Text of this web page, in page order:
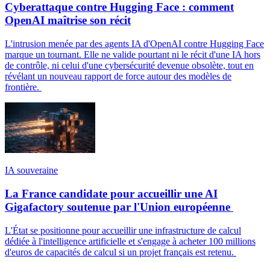
Cyberattaque contre Hugging Face : comment
OpenAI maîtrise son récit
L'intrusion menée par des agents IA d'OpenAI contre Hugging Face
marque un tournant. Elle ne valide pourtant ni le récit d'une IA hors
de contrôle, ni celui d'une cybersécurité devenue obsolète, tout en
révélant un nouveau rapport de force autour des modèles de
frontière.
IA souveraine
La France candidate pour accueillir une AI
Gigafactory soutenue par l'Union européenne
L'État se positionne pour accueillir une infrastructure de calcul
dédiée à l'intelligence artificielle et s'engage à acheter 100 millions
d'euros de capacités de calcul si un projet français est retenu.